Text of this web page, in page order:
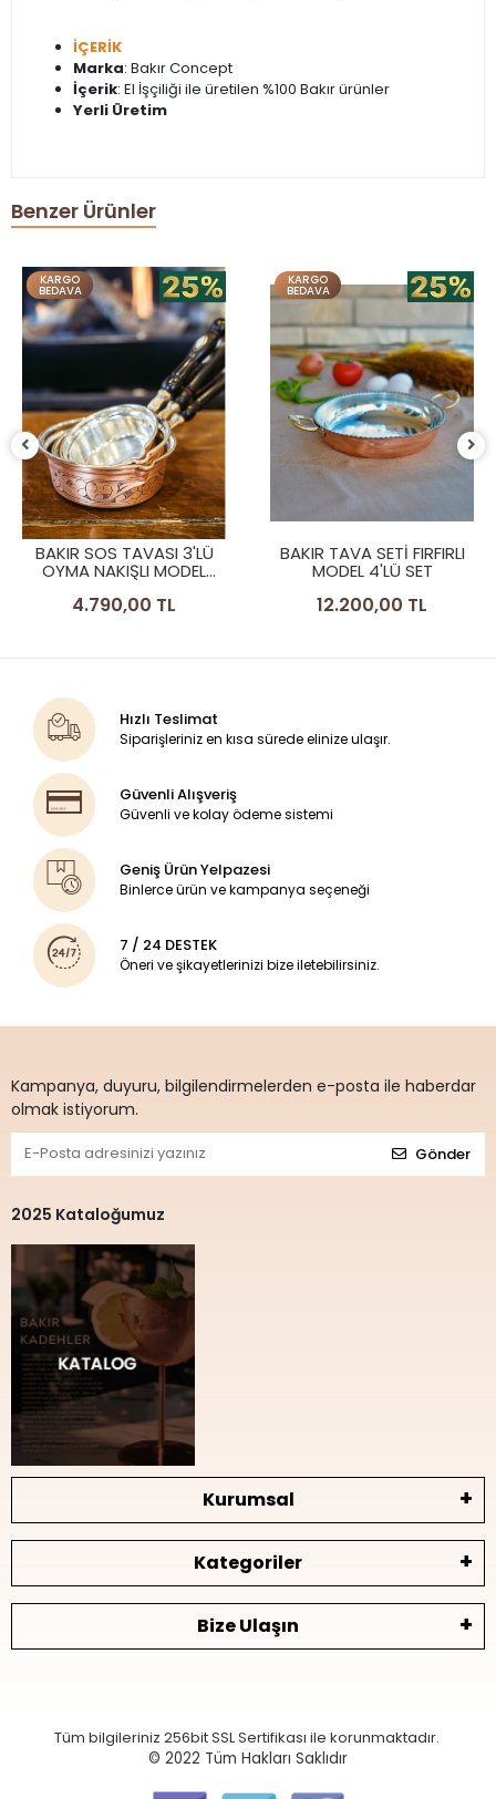
İÇERİK
Marka: Bakır Concept
İçerik: El İşçiliği ile üretilen %100 Bakır ürünler
Yerli Üretim
Benzer Ürünler
KARGO
BEDAVA
BAKIR SOS TAVASI 3'LÜ
OYMA NAKIŞLI MODEL
BAKIR RENK
4.790,00 TL
KARGO
BEDAVA
BAKIR TAVA SETİ FIRFIRLI
MODEL 4'LÜ SET
12.200,00 TL
Hızlı Teslimat
Siparişleriniz en kısa sürede elinize ulaşır.
Güvenli Alışveriş
Güvenli ve kolay ödeme sistemi
Geniş Ürün Yelpazesi
Binlerce ürün ve kampanya seçeneği
7 / 24 DESTEK
Öneri ve şikayetlerinizi bize iletebilirsiniz.
Kampanya, duyuru, bilgilendirmelerden e-posta ile haberdar
olmak istiyorum.
Gönder
2025 Kataloğumuz
Kurumsal
Kategoriler
Bize Ulaşın
Tüm bilgileriniz 256bit SSL Sertifikası ile korunmaktadır.
© 2022 Tüm Hakları Saklıdır